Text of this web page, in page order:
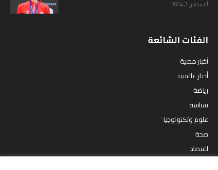
أغسطس 7, 2024
الفئات الشائعة
أخبار محلية
أخبار عالمية
رياضة
سياسة
علوم وتكنولوجيا
صحة
اقتصاد